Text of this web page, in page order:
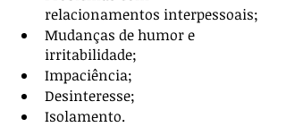
relacionamentos interpessoais;
Mudanças de humor e
irritabilidade;
Impaciência;
Desinteresse;
Isolamento.